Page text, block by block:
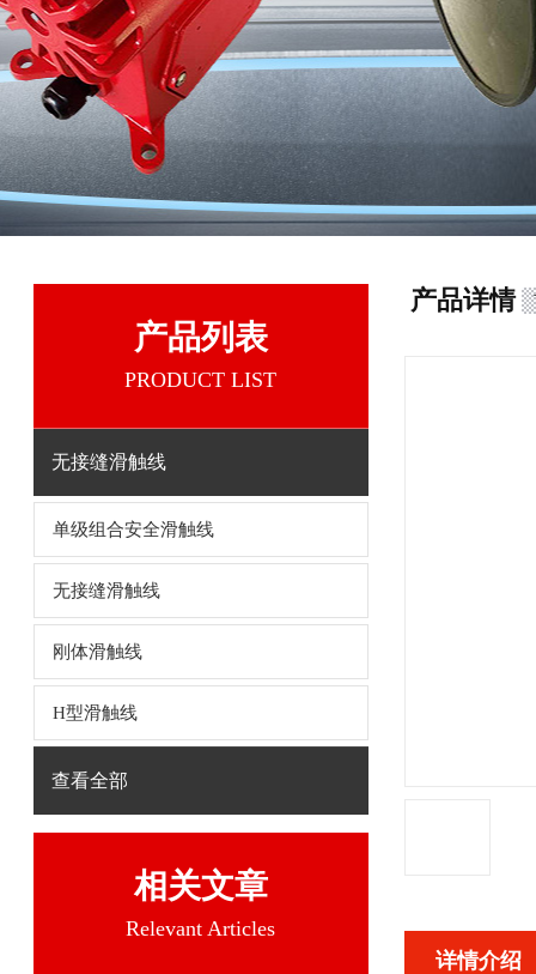
产品列表
PRODUCT LIST
无接缝滑触线
单级组合安全滑触线
无接缝滑触线
刚体滑触线
H型滑触线
查看全部
相关文章
Relevant Articles
产品详情
详情介绍